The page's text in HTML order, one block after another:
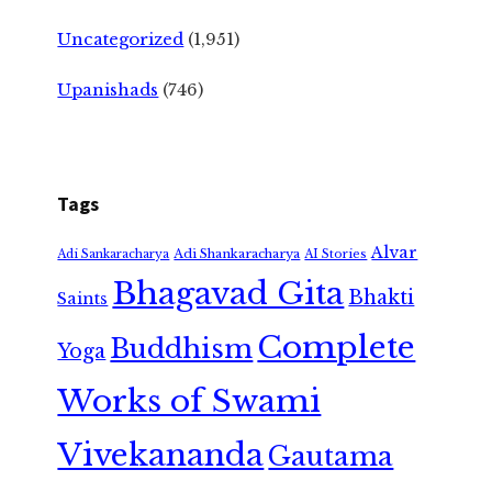
Uncategorized (1,951)
Upanishads (746)
Tags
Adi Sankaracharya Adi Shankaracharya AI Stories Alvar
Saints Bhagavad GitaBhakti
Yoga Buddhism Complete
Works of Swami
VivekanandaGautama